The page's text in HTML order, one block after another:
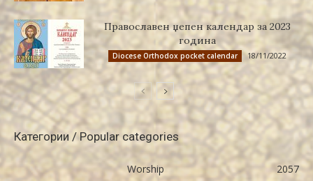
Православен џепен календар за 2023
година
Diocese Orthodox pocket calendar 18/11/2022
Категории / Popular categories
Worship 2057